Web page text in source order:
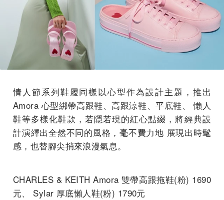
情人節系列鞋履同樣以心型作為設計主題，推出
Amora 心型綁帶高跟鞋、高跟涼鞋、平底鞋、 懶人
鞋等多樣化鞋款，若隱若現的紅心點綴，將經典設
計演繹出全然不同的風格，毫不費力地 展現出時髦
感，也替腳尖捎來浪漫氣息。
CHARLES & KEITH Amora 雙帶高跟拖鞋(粉) 1690
元、 Sylar 厚底懶人鞋(粉) 1790元